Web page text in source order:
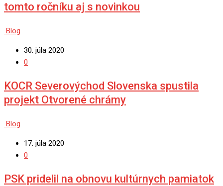
tomto ročníku aj s novinkou
Blog
30. júla 2020
0
KOCR Severovýchod Slovenska spustila
projekt Otvorené chrámy
Blog
17. júla 2020
0
PSK pridelil na obnovu kultúrnych pamiatok